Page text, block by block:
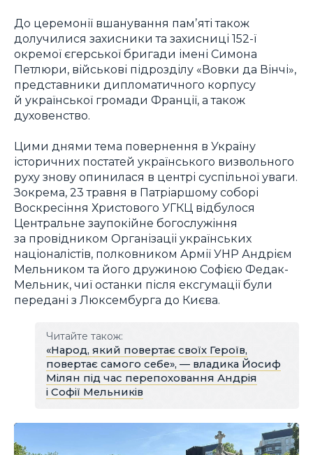
До церемонії вшанування памʼяті також
долучилися захисники та захисниці 152-ї
окремої єгерської бригади імені Симона
Петлюри, військові підрозділу «Вовки да Вінчі»,
представники дипломатичного корпусу
й української громади Франції, а також
духовенство.
Цими днями тема повернення в Україну
історичних постатей українського визвольного
руху знову опинилася в центрі суспільної уваги.
Зокрема, 23 травня в Патріаршому соборі
Воскресіння Христового УГКЦ відбулося
Центральне заупокійне богослужіння
за провідником Організаціі українських
націоналістів, полковником Армії УНР Андрієм
Мельником та його дружиною Софією Федак-
Мельник, чиї останки після ексгумації були
передані з Люксембурга до Києва.
Читайте також:
«Народ, який повертає своїх Героїв,
повертає самого себе», — владика Йосиф
Мілян під час перепоховання Андрія
і Софії Мельників